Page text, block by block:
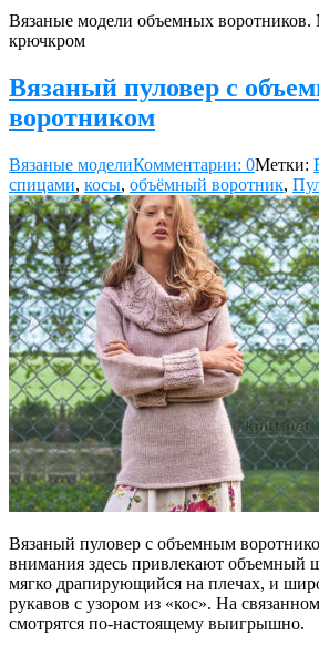
Вязаные модели объемных
крючкром
Вязаный пуловер с
воротником
Вязаные моделиКомментарии: 0Метки:
спицами, косы, объёмный воротник,
Вязаный пуловер с объемным
внимания здесь привлекают объемный
мягко драпирующийся на плечах, и
рукавов с узором из «кос». На
смотрятся по-настоящему выигрышно.